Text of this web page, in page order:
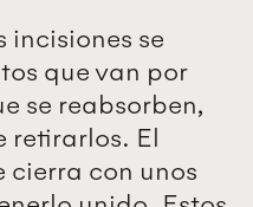
incisiones se
que van por
se reabsorben,
retirarlos. El
cierra con unos